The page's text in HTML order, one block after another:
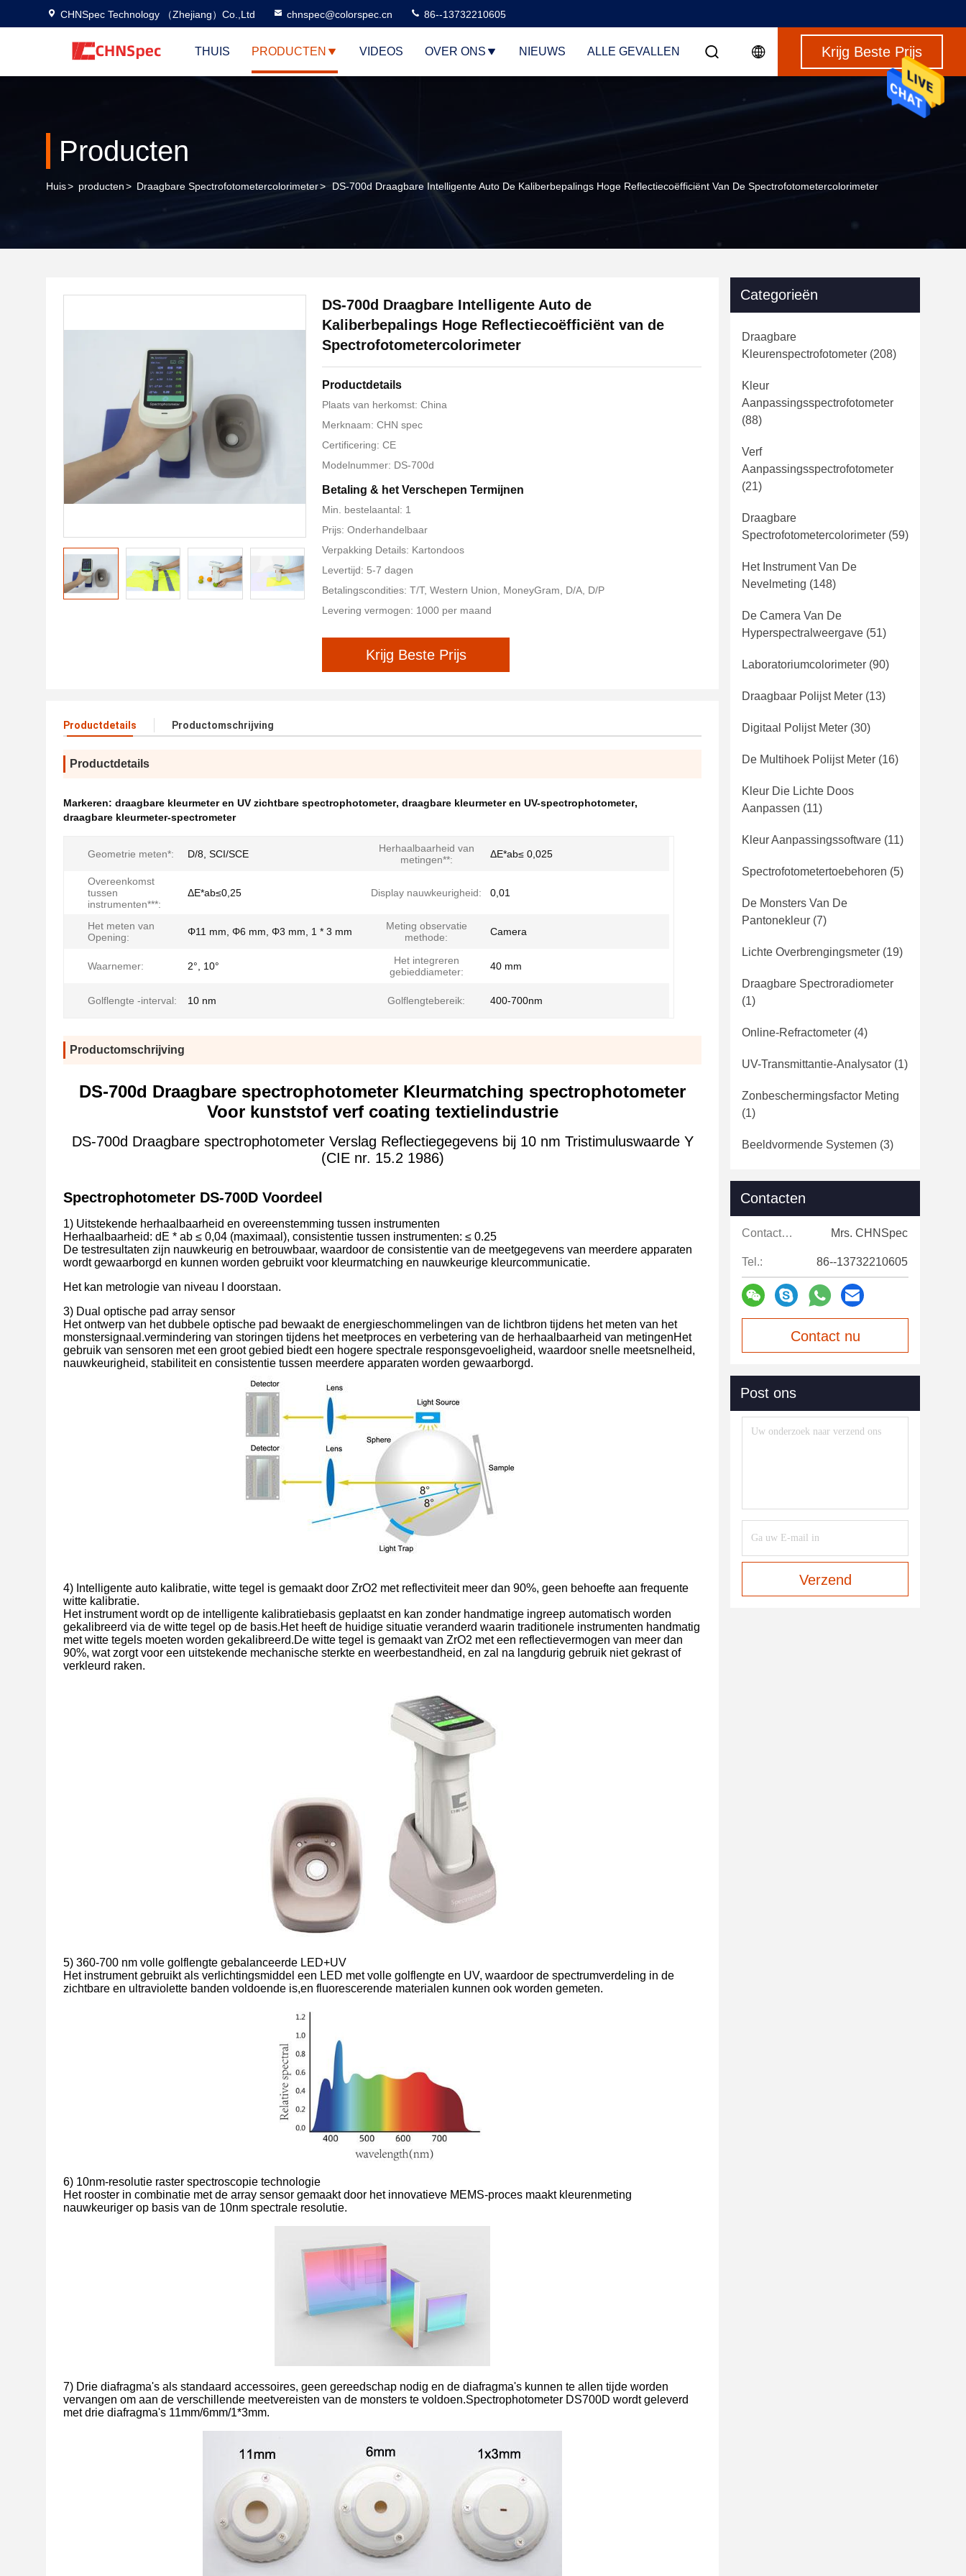
CHNSpec Technology （Zhejiang）Co.,Ltd chnspec@colorspec.cn 86--13732210605
THUIS PRODUCTEN VIDEOS OVER ONS NIEUWS ALLE GEVALLEN Krijg Beste Prijs
Producten
Huis> producten> Draagbare Spectrofotometercolorimeter> DS-700d Draagbare Intelligente Auto De Kaliberbepalings Hoge Reflectiecoëfficiënt Van De Spectrofotometercolorimeter
DS-700d Draagbare Intelligente Auto de
Kaliberbepalings Hoge Reflectiecoëfficiënt van de
Spectrofotometercolorimeter
Productdetails
Plaats van herkomst: China
Merknaam: CHN spec
Certificering: CE
Modelnummer: DS-700d
Betaling & het Verschepen Termijnen
Min. bestelaantal: 1
Prijs: Onderhandelbaar
Verpakking Details: Kartondoos
Levertijd: 5-7 dagen
Betalingscondities: T/T, Western Union, MoneyGram, D/A, D/P
Levering vermogen: 1000 per maand
Krijg Beste Prijs
Productdetails Productomschrijving
Productdetails
Markeren: draagbare kleurmeter en UV zichtbare spectrophotometer, draagbare kleurmeter en UV-spectrophotometer,
draagbare kleurmeter-spectrometer
Geometrie meten*: D/8, SCI/SCE
Herhaalbaarheid van
metingen**:
ΔE*ab≤ 0,025
Overeenkomst
tussen
instrumenten***:
ΔE*ab≤0,25 Display nauwkeurigheid: 0,01
Het meten van
Opening:
Φ11 mm, Φ6 mm, Φ3 mm, 1 * 3 mm
Meting observatie
methode:
Camera
Waarnemer: 2°, 10°
Het integreren
gebieddiameter:
40 mm
Golflengte -interval: 10 nm Golflengtebereik: 400-700nm
Productomschrijving
DS-700d Draagbare spectrophotometer Kleurmatching spectrophotometer
Voor kunststof verf coating textielindustrie
DS-700d Draagbare spectrophotometer Verslag Reflectiegegevens bij 10 nm Tristimuluswaarde Y
(CIE nr. 15.2 1986)
Spectrophotometer DS-700D Voordeel
1) Uitstekende herhaalbaarheid en overeenstemming tussen instrumenten
Herhaalbaarheid: dE * ab ≤ 0,04 (maximaal), consistentie tussen instrumenten: ≤ 0.25
De testresultaten zijn nauwkeurig en betrouwbaar, waardoor de consistentie van de meetgegevens van meerdere apparaten
wordt gewaarborgd en kunnen worden gebruikt voor kleurmatching en nauwkeurige kleurcommunicatie.
Het kan metrologie van niveau I doorstaan.
3) Dual optische pad array sensor
Het ontwerp van het dubbele optische pad bewaakt de energieschommelingen van de lichtbron tijdens het meten van het
monstersignaal.vermindering van storingen tijdens het meetproces en verbetering van de herhaalbaarheid van metingenHet
gebruik van sensoren met een groot gebied biedt een hogere spectrale responsgevoeligheid, waardoor snelle meetsnelheid,
nauwkeurigheid, stabiliteit en consistentie tussen meerdere apparaten worden gewaarborgd.
4) Intelligente auto kalibratie, witte tegel is gemaakt door ZrO2 met reflectiviteit meer dan 90%, geen behoefte aan frequente
witte kalibratie.
Het instrument wordt op de intelligente kalibratiebasis geplaatst en kan zonder handmatige ingreep automatisch worden
gekalibreerd via de witte tegel op de basis.Het heeft de huidige situatie veranderd waarin traditionele instrumenten handmatig
met witte tegels moeten worden gekalibreerd.De witte tegel is gemaakt van ZrO2 met een reflectievermogen van meer dan
90%, wat zorgt voor een uitstekende mechanische sterkte en weerbestandheid, en zal na langdurig gebruik niet gekrast of
verkleurd raken.
5) 360-700 nm volle golflengte gebalanceerde LED+UV
Het instrument gebruikt als verlichtingsmiddel een LED met volle golflengte en UV, waardoor de spectrumverdeling in de
zichtbare en ultraviolette banden voldoende is,en fluorescerende materialen kunnen ook worden gemeten.
6) 10nm-resolutie raster spectroscopie technologie
Het rooster in combinatie met de array sensor gemaakt door het innovatieve MEMS-proces maakt kleurenmeting
nauwkeuriger op basis van de 10nm spectrale resolutie.
7) Drie diafragma's als standaard accessoires, geen gereedschap nodig en de diafragma's kunnen te allen tijde worden
vervangen om aan de verschillende meetvereisten van de monsters te voldoen.Spectrophotometer DS700D wordt geleverd
met drie diafragma's 11mm/6mm/1*3mm.
Categorieën
Draagbare
Kleurenspectrofotometer (208)
Kleur
Aanpassingsspectrofotometer
(88)
Verf
Aanpassingsspectrofotometer
(21)
Draagbare
Spectrofotometercolorimeter (59)
Het Instrument Van De
Nevelmeting (148)
De Camera Van De
Hyperspectralweergave (51)
Laboratoriumcolorimeter (90)
Draagbaar Polijst Meter (13)
Digitaal Polijst Meter (30)
De Multihoek Polijst Meter (16)
Kleur Die Lichte Doos
Aanpassen (11)
Kleur Aanpassingssoftware (11)
Spectrofotometertoebehoren (5)
De Monsters Van De
Pantonekleur (7)
Lichte Overbrengingsmeter (19)
Draagbare Spectroradiometer
(1)
Online-Refractometer (4)
UV-Transmittantie-Analysator (1)
Zonbeschermingsfactor Meting
(1)
Beeldvormende Systemen (3)
Contacten
Contacten: Mrs. CHNSpec
Tel.: 86--13732210605
Contact nu
Post ons
Verzend